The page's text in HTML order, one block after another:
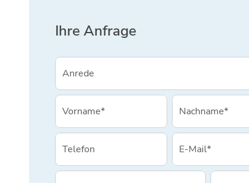
Ihre Anfrage